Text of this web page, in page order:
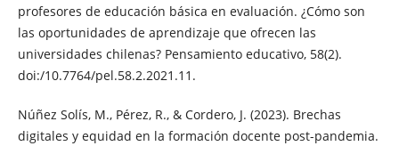
profesores de educación básica en evaluación. ¿Cómo son
las oportunidades de aprendizaje que ofrecen las
universidades chilenas? Pensamiento educativo, 58(2).
doi:/10.7764/pel.58.2.2021.11.
Núñez Solís, M., Pérez, R., & Cordero, J. (2023). Brechas
digitales y equidad en la formación docente post-pandemia.